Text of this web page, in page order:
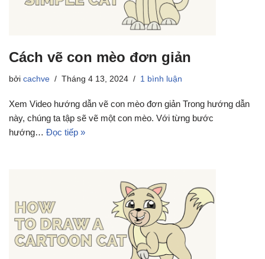
Cách vẽ con mèo đơn giản
bởi cachve Tháng 4 13, 2024 1 bình luận
Xem Video hướng dẫn vẽ con mèo đơn giản Trong hướng dẫn
này, chúng ta tập sẽ vẽ một con mèo. Với từng bước
hướng… Đọc tiếp »